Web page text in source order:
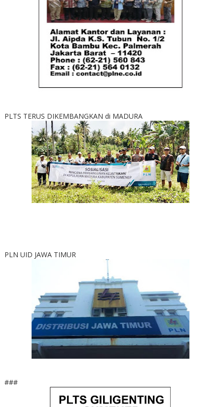
PLTS TERUS DIKEMBANGKAN di MADURA
PLN UID JAWA TIMUR
###